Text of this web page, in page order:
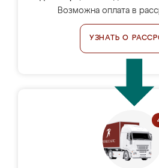
Возможна оплата в
УЗНАТЬ О